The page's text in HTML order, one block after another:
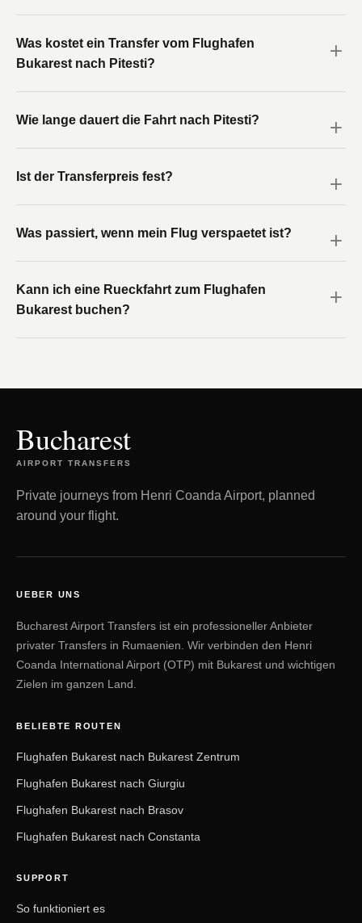
Was kostet ein Transfer vom Flughafen
Bukarest nach Pitesti?
Wie lange dauert die Fahrt nach Pitesti?
Ist der Transferpreis fest?
Was passiert, wenn mein Flug verspaetet ist?
Kann ich eine Rueckfahrt zum Flughafen
Bukarest buchen?
Bucharest
AIRPORT TRANSFERS
Private journeys from Henri Coanda Airport, planned
around your flight.
UEBER UNS
Bucharest Airport Transfers ist ein professioneller Anbieter
privater Transfers in Rumaenien. Wir verbinden den Henri
Coanda International Airport (OTP) mit Bukarest und wichtigen
Zielen im ganzen Land.
BELIEBTE ROUTEN
Flughafen Bukarest nach Bukarest Zentrum
Flughafen Bukarest nach Giurgiu
Flughafen Bukarest nach Brasov
Flughafen Bukarest nach Constanta
SUPPORT
So funktioniert es